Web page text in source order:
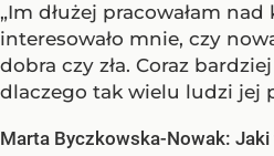
„Im dłużej pracowałam
interesowało mnie, czy
dobra czy zła. Coraz
dlaczego tak wielu ludzi jej
Marta Byczkowska-Nowak: Jaki